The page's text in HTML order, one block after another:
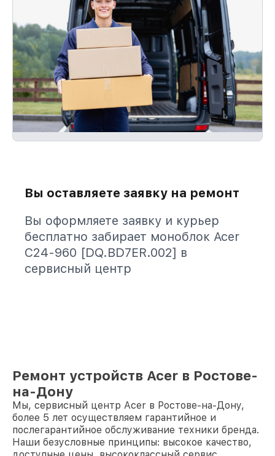
Вы оставляете заявку на ремонт
Вы оформляете заявку и курьер
бесплатно забирает моноблок Acer
C24-960 [DQ.BD7ER.002] в
сервисный центр
Ремонт устройств Acer в Ростове-
на-Дону
Мы, сервисный центр Acer в Ростове-на-Дону,
более 5 лет осуществляем гарантийное и
послегарантийное обслуживание техники бренда.
Наши безусловные принципы: высокое качество,